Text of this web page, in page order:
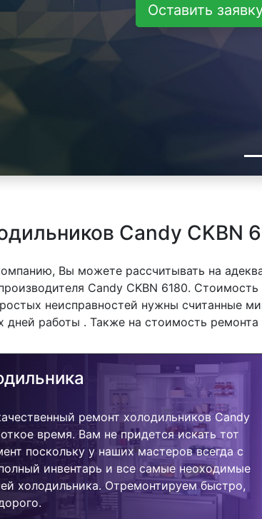
Оставить
Candy CKBN
Вы можете рассчитывать на
Candy CKBN 6180.
неисправностей нужны считанные
дней работы . Также на стоимость
ремонт холодильников Candy
время. Вам не придется искать тот
поскольку у наших мастеров всегда с
инвентарь и все самые неоходимые
холодильника. Отремонтируем быстро,